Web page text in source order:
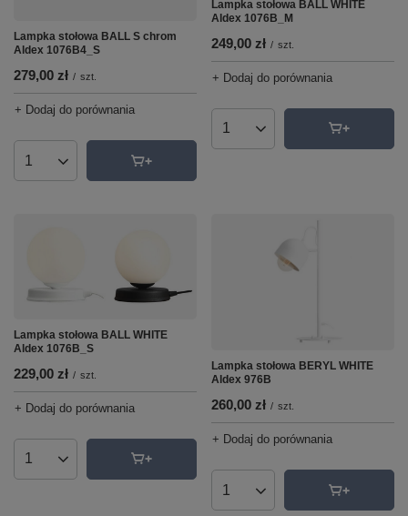
Lampka stołowa BALL S chrom
Aldex 1076B4_S
279,00 zł / szt.
+ Dodaj do porównania
Ilość produktów
Lampka stołowa BALL WHITE
Aldex 1076B_M
249,00 zł / szt.
+ Dodaj do porównania
Ilość produktów
Lampka stołowa BALL WHITE
Aldex 1076B_S
229,00 zł / szt.
+ Dodaj do porównania
Ilość produktów
Lampka stołowa BERYL WHITE
Aldex 976B
260,00 zł / szt.
+ Dodaj do porównania
Ilość produktów